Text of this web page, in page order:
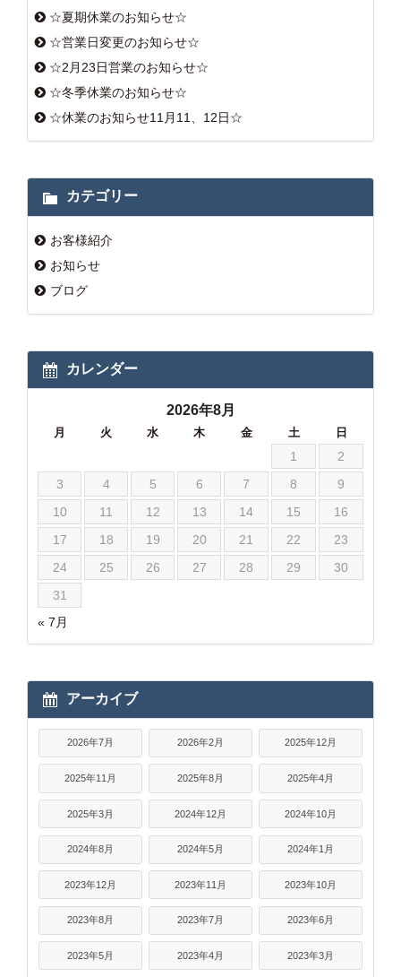
☆夏期休業のお知らせ☆
☆営業日変更のお知らせ☆
☆2月23日営業のお知らせ☆
☆冬季休業のお知らせ☆
☆休業のお知らせ11月11、12日☆
カテゴリー
お客様紹介
お知らせ
ブログ
カレンダー
2026年8月
月 火 水 木 金 土 日
« 7月
1
2
3
4 5 6 7 8
9
10
11 12 13 14 15
16
17
18 19 20 21 22
23
24
25 26 27 28 29
30
31
アーカイブ
2026年7月 2026年2月 2025年12月
2025年11月 2025年8月 2025年4月
2025年3月 2024年12月 2024年10月
2024年8月 2024年5月 2024年1月
2023年12月 2023年11月 2023年10月
2023年8月 2023年7月 2023年6月
2023年5月 2023年4月 2023年3月